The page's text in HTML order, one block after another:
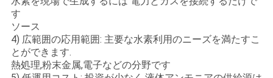
て
く
だ
す
ソース
4) 広範囲の応用範囲: 主要な水素利用のニーズを満たすこ
とができます.
熱処理,粉末金属,電子などの分野です